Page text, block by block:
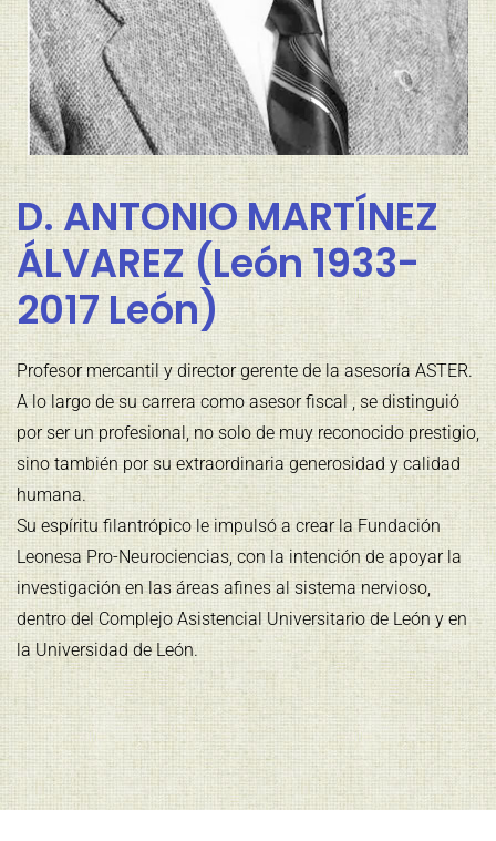
D. ANTONIO MARTÍNEZ
ÁLVAREZ (León 1933-
2017 León)
Profesor mercantil y director gerente de la asesoría ASTER.
A lo largo de su carrera como asesor fiscal , se distinguió
por ser un profesional, no solo de muy reconocido prestigio,
sino también por su extraordinaria generosidad y calidad
humana.
Su espíritu filantrópico le impulsó a crear la Fundación
Leonesa Pro-Neurociencias, con la intención de apoyar la
investigación en las áreas afines al sistema nervioso,
dentro del Complejo Asistencial Universitario de León y en
la Universidad de León.